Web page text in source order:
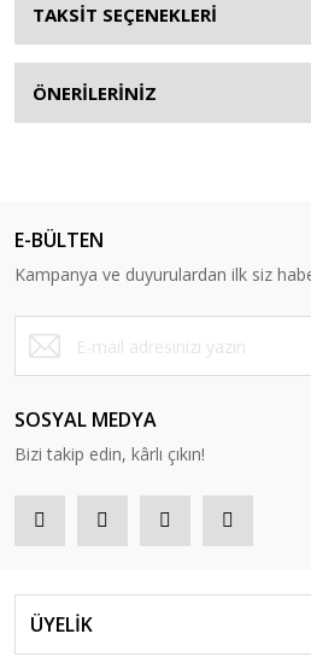
TAKSİT SEÇENEKLERİ
ÖNERİLERİNİZ
E-BÜLTEN
Kampanya ve duyurulardan ilk siz
SOSYAL MEDYA
Bizi takip edin, kârlı çıkın!
ÜYELİK